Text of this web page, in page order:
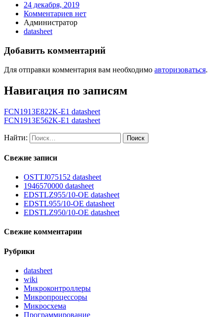
24 декабря, 2019
Комментариев нет
Администратор
datasheet
Добавить комментарий
Для отправки комментария вам необходимо авторизоваться.
Навигация по записям
FCN1913E822K-E1 datasheet
FCN1913E562K-E1 datasheet
Найти:
Свежие записи
OSTTJ075152 datasheet
1946570000 datasheet
EDSTLZ955/10-OE datasheet
EDSTL955/10-OE datasheet
EDSTLZ950/10-OE datasheet
Свежие комментарии
Рубрики
datasheet
wiki
Микроконтроллеры
Микропроцессоры
Микросхема
Программирование